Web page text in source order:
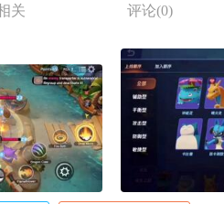
关 评论(0)